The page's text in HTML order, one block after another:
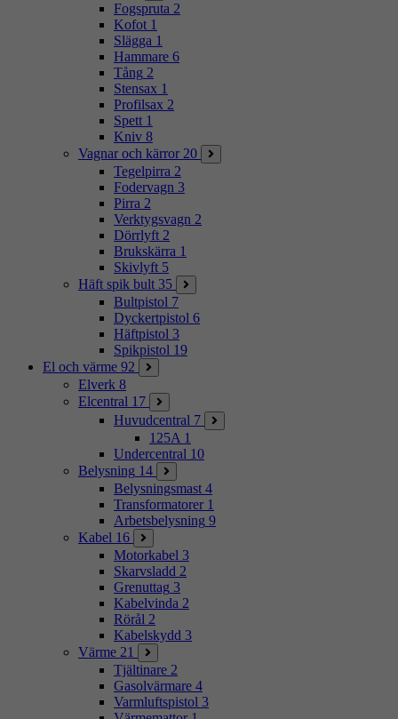
Fogspruta 2
Kofot 1
Slägga 1
Hammare 6
Tång 2
Stensax 1
Profilsax 2
Spett 1
Kniv 8
Vagnar och kärror 20
Tegelpirra 2
Fodervagn 3
Pirra 2
Verktygsvagn 2
Dörrlyft 2
Brukskärra 1
Skivlyft 5
Häft spik bult 35
Bultpistol 7
Dyckertpistol 6
Häftpistol 3
Spikpistol 19
El och värme 92
Elverk 8
Elcentral 17
Huvudcentral 7
125A 1
Undercentral 10
Belysning 14
Belysningsmast 4
Transformatorer 1
Arbetsbelysning 9
Kabel 16
Motorkabel 3
Skarvsladd 2
Grenuttag 3
Kabelvinda 2
Rörål 2
Kabelskydd 3
Värme 21
Tjältinare 2
Gasolvärmare 4
Varmluftspistol 3